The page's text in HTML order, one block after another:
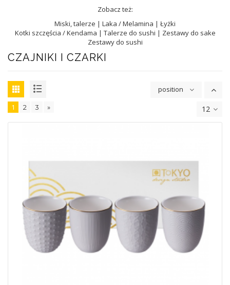
Zobacz też:
Miski, talerze | Laka / Melamina | Łyżki
Kotki szczęścia / Kendama | Talerze do sushi | Zestawy do sake
Zestawy do sushi
CZAJNIKI I CZARKI
position
12
1 2 3 »